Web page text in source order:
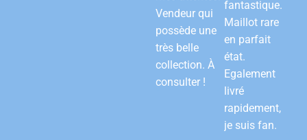
Vendeur qui
possède une
très belle
collection. À
consulter !
fantastique.
Maillot rare
en parfait
état.
Egalement
livré
rapidement,
je suis fan.